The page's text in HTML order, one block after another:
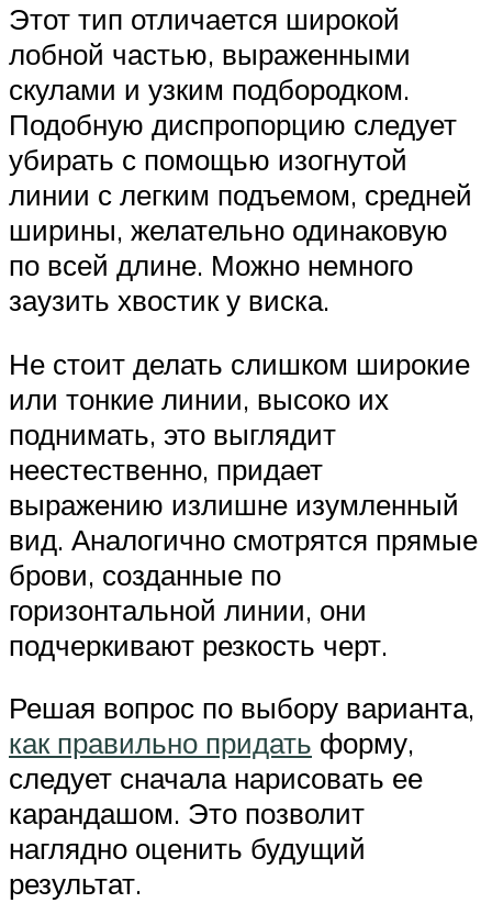
Этот тип отличается широкой
лобной частью, выраженными
скулами и узким подбородком.
Подобную диспропорцию следует
убирать с помощью изогнутой
линии с легким подъемом, средней
ширины, желательно одинаковую
по всей длине. Можно немного
заузить хвостик у виска.
Не стоит делать слишком широкие
или тонкие линии, высоко их
поднимать, это выглядит
неестественно, придает
выражению излишне изумленный
вид. Аналогично смотрятся прямые
брови, созданные по
горизонтальной линии, они
подчеркивают резкость черт.
Решая вопрос по выбору варианта,
как правильно придать форму,
следует сначала нарисовать ее
карандашом. Это позволит
наглядно оценить будущий
результат.